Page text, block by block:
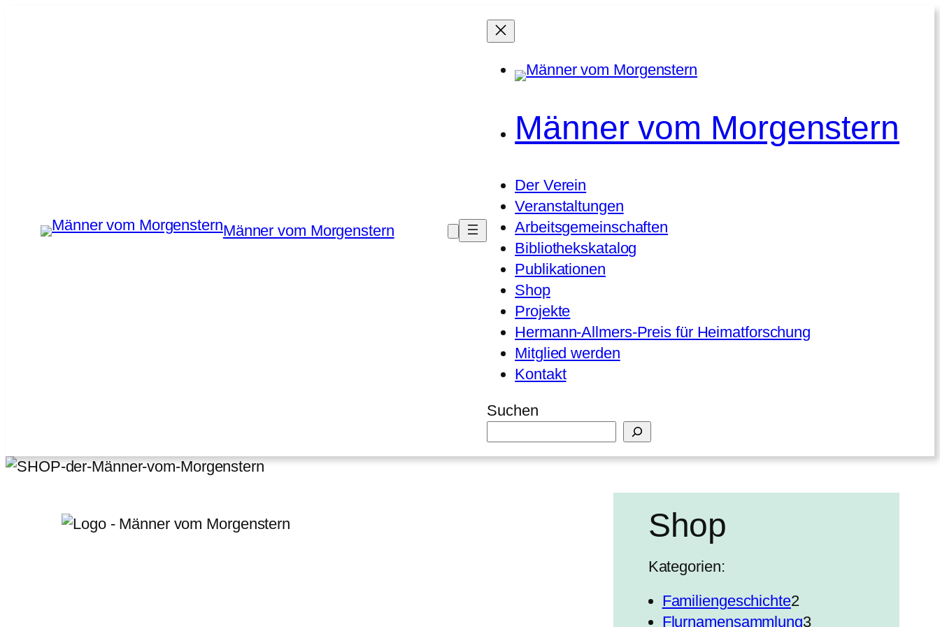
Männer vom Morgenstern
Männer vom Morgenstern
Der Verein
Veranstaltungen
Arbeitsgemeinschaften
Bibliothekskatalog
Publikationen
Shop
Projekte
Hermann-Allmers-Preis für Heimatforschung
Mitglied werden
Kontakt
Suchen
Shop
Kategorien:
Familiengeschichte22
P
Flurnamensammlung33